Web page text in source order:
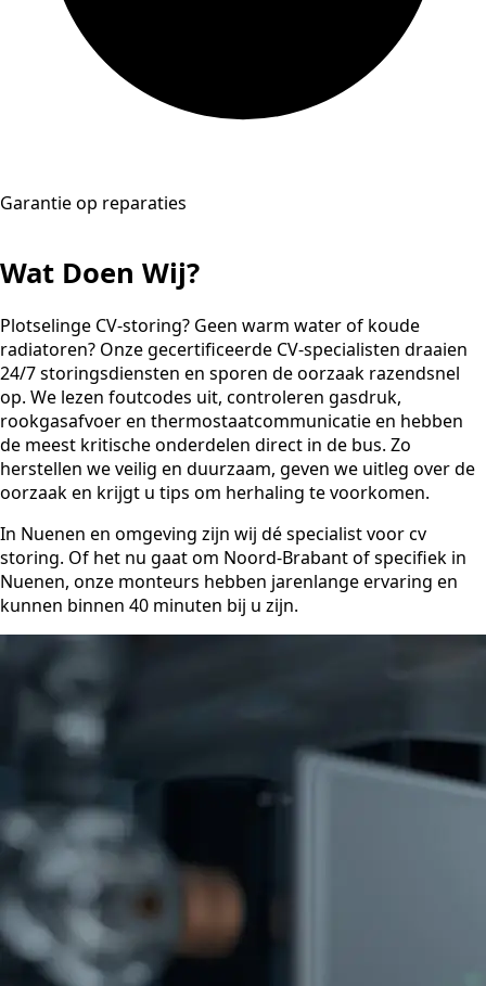
Garantie op reparaties
Wat Doen Wij?
Plotselinge CV-storing? Geen warm water of koude
radiatoren? Onze gecertificeerde CV-specialisten draaien
24/7 storingsdiensten en sporen de oorzaak razendsnel
op. We lezen foutcodes uit, controleren gasdruk,
rookgasafvoer en thermostaatcommunicatie en hebben
de meest kritische onderdelen direct in de bus. Zo
herstellen we veilig en duurzaam, geven we uitleg over de
oorzaak en krijgt u tips om herhaling te voorkomen.
In Nuenen en omgeving zijn wij dé specialist voor cv
storing. Of het nu gaat om Noord-Brabant of specifiek in
Nuenen, onze monteurs hebben jarenlange ervaring en
kunnen binnen 40 minuten bij u zijn.